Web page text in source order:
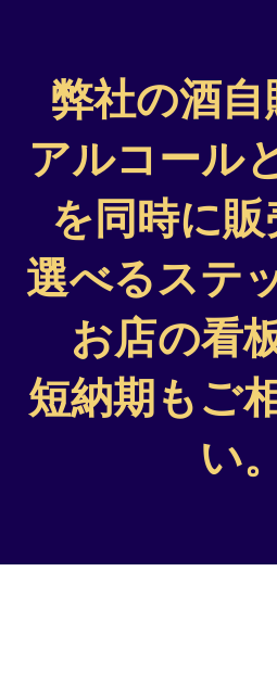
弊社の酒自
アルコール
を同時に販
選べるステ
お店の看
短納期もご
い。